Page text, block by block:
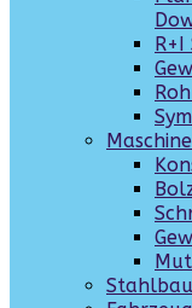
Stahlbau